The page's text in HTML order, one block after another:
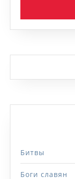
Битвы
Боги славян